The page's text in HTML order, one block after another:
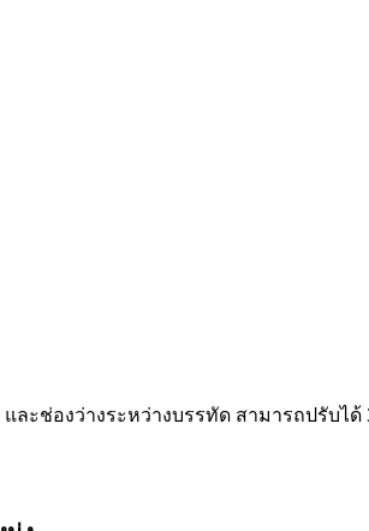
ละช่องว่างระหว่างบรรทัด สามารถปรับไ